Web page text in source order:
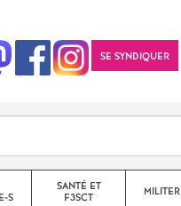
SE SYNDIQUER
S
SANTÉ ET
F3SCT
MILITER